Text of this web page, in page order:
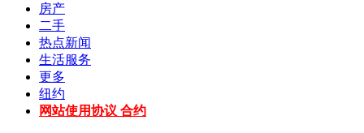
房产
二手
热点新闻
生活服务
更多
纽约
网站使用协议 合约